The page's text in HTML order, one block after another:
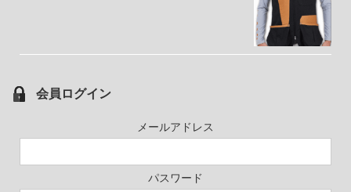
会員ログイン
メールアドレス
パスワード